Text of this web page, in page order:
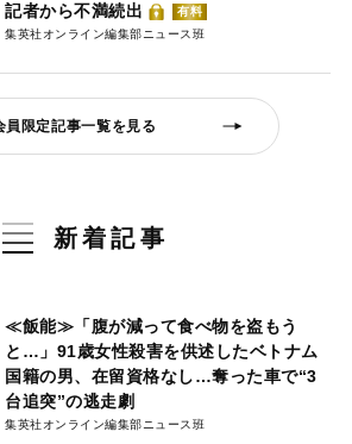
記者から不満続出
有料
集英社オンライン編集部ニュース班
員限定記事一覧を見る
新着記事
≪飯能≫「腹が減って食べ物を盗もう
と…」91歳女性殺害を供述したベトナム
国籍の男、在留資格なし…奪った車で“3
台追突”の逃走劇
集英社オンライン編集部ニュース班